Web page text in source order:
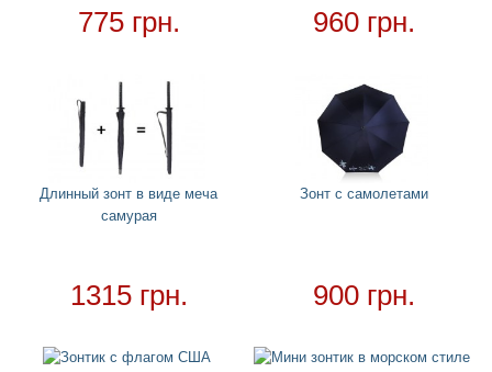
Пледы
Купальники
Аксессуары
+
Для дома
Постельный набор
Дождевики
Необычное полотенце
Зонтики
Ночники
775 грн. 960 грн.
Длинный зонт в виде меча
самурая
1315 грн.
Зонт с самолетами
900 грн.